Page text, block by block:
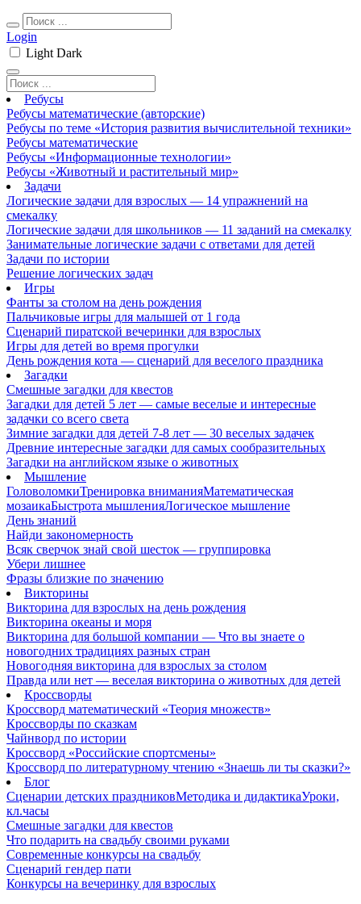
Login
Light Dark
Ребусы
Ребусы математические (авторские)
Ребусы по теме «История развития вычислительной техники»
Ребусы математические
Ребусы «Информационные технологии»
Ребусы «Животный и растительный мир»
Задачи
Логические задачи для взрослых — 14 упражнений на
смекалку
Логические задачи для школьников — 11 заданий на смекалку
Занимательные логические задачи с ответами для детей
Задачи по истории
Решение логических задач
Игры
Фанты за столом на день рождения
Пальчиковые игры для малышей от 1 года
Сценарий пиратской вечеринки для взрослых
Игры для детей во время прогулки
День рождения кота — сценарий для веселого праздника
Загадки
Смешные загадки для квестов
Загадки для детей 5 лет — самые веселые и интересные
задачки со всего света
Зимние загадки для детей 7-8 лет — 30 веселых задачек
Древние интересные загадки для самых сообразительных
Загадки на английском языке о животных
Мышление
ГоловоломкиТренировка вниманияМатематическая
мозаикаБыстрота мышленияЛогическое мышление
День знаний
Найди закономерность
Всяк сверчок знай свой шесток — группировка
Убери лишнее
Фразы близкие по значению
Викторины
Викторина для взрослых на день рождения
Викторина океаны и моря
Викторина для большой компании — Что вы знаете о
новогодних традициях разных стран
Новогодняя викторина для взрослых за столом
Правда или нет — веселая викторина о животных для детей
Кроссворды
Кроссворд математический «Теория множеств»
Кроссворды по сказкам
Чайнворд по истории
Кроссворд «Российские спортсмены»
Кроссворд по литературному чтению «Знаешь ли ты сказки?»
Блог
Сценарии детских праздниковМетодика и дидактикаУроки,
кл.часы
Смешные загадки для квестов
Что подарить на свадьбу своими руками
Современные конкурсы на свадьбу
Сценарий гендер пати
Конкурсы на вечеринку для взрослых